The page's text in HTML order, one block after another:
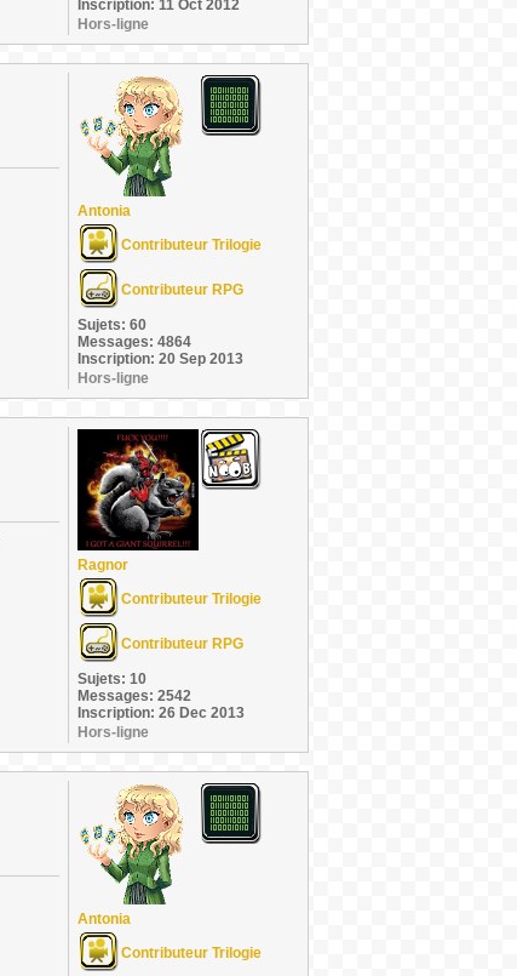
Inscription: 11 Oct 2012
Hors-ligne
Antonia
Contributeur Trilogie
Contributeur RPG
Sujets: 60
Messages: 4864
Inscription: 20 Sep 2013
Hors-ligne
Ragnor
Contributeur Trilogie
Contributeur RPG
Sujets: 10
Messages: 2542
Inscription: 26 Dec 2013
Hors-ligne
Antonia
Contributeur Trilogie